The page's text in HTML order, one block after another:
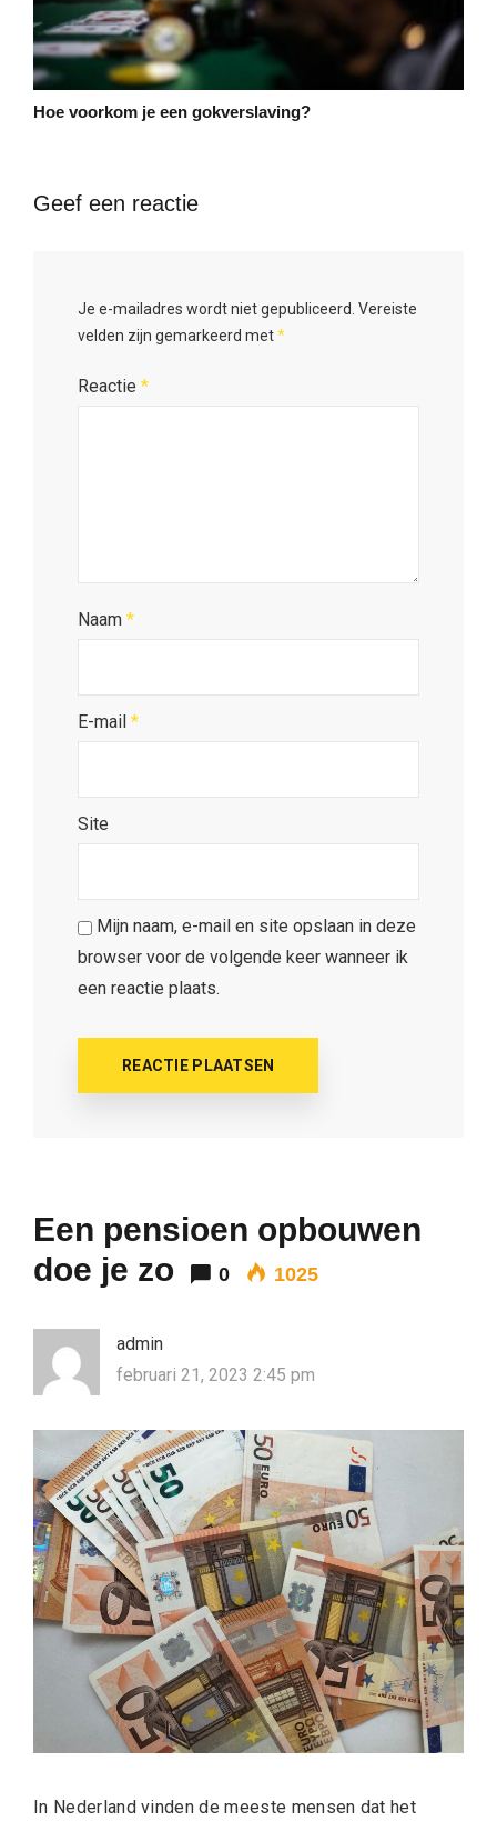
Hoe voorkom je een gokverslaving?
Geef een reactie
Je e-mailadres wordt niet gepubliceerd. Vereiste
velden zijn gemarkeerd met*
Reactie *
Naam *
E-mail *
Site
Mijn naam, e-mail en site opslaan in deze
browser voor de volgende keer wanneer ik
een reactie plaats.
Een pensioen opbouwen
doe je zo
0 1025
admin
februari 21, 2023 2:45 pm
In Nederland vinden de meeste mensen dat het